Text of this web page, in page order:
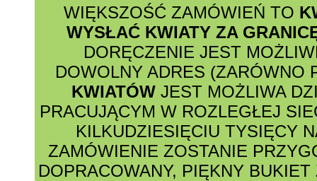
WIĘKSZOŚĆ ZAMÓWIEŃ TO
WYSŁAĆ KWIATY ZA
DORĘCZENIE JEST
DOWOLNY ADRES
KWIATÓW JEST MOŻLIWA
PRACUJĄCYM W ROZLEGŁEJ
KILKUDZIESIĘCIU TYSIĘCY
ZAMÓWIENIE ZOSTANIE
DOPRACOWANY, PIĘKNY